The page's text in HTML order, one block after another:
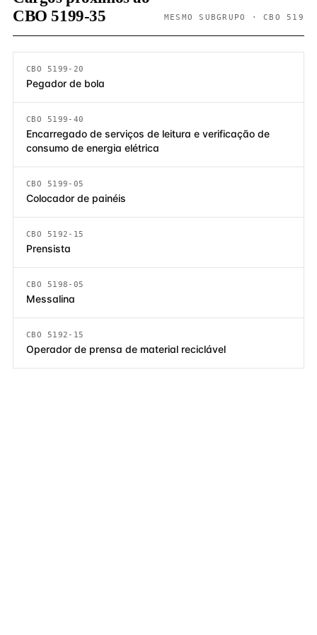
CBO 5199-35
MESMO SUBGRUPO · CBO 519
CBO 5199-20
Pegador de bola
CBO 5199-40
Encarregado de serviços de leitura e verificação de
consumo de energia elétrica
CBO 5199-05
Colocador de painéis
CBO 5192-15
Prensista
CBO 5198-05
Messalina
CBO 5192-15
Operador de prensa de material reciclável